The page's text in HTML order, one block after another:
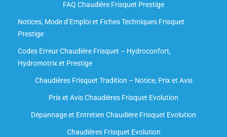
FAQ Chaudière Frisquet Prestige
Notices, Mode d’Emploi et Fiches Techniques Frisquet
Prestige
Codes Erreur Chaudière Frisquet – Hydroconfort,
Hydromotrix et Prestige
Chaudières Frisquet Tradition – Notice, Prix et Avis
Prix et Avis Chaudières Frisquet Evolution
Dépannage et Entretien Chaudière Frisquet Evolution​
Chaudières Frisquet Evolution